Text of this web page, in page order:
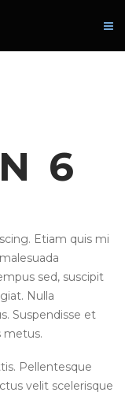
6
Etiam quis mi
sed, suscipit
Nulla
Suspendisse et
metus.
Pellentesque
velit scelerisque